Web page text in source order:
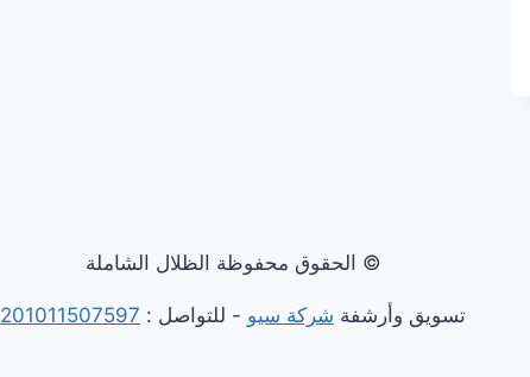
© الحقوق محفوظة الظلال الشاملة
تسويق وأرشفة شركة سيو - للتواصل : 201011507597